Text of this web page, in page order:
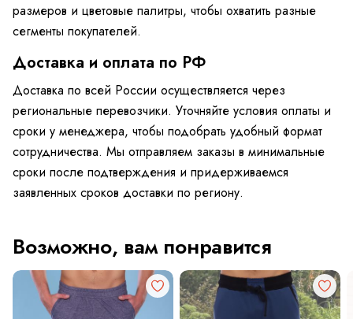
размеров и цветовые палитры, чтобы охватить разные
сегменты покупателей.
Доставка и оплата по РФ
Доставка по всей России осуществляется через
региональные перевозчики. Уточняйте условия оплаты и
сроки у менеджера, чтобы подобрать удобный формат
сотрудничества. Мы отправляем заказы в минимальные
сроки после подтверждения и придерживаемся
заявленных сроков доставки по региону.
Возможно, вам понравится